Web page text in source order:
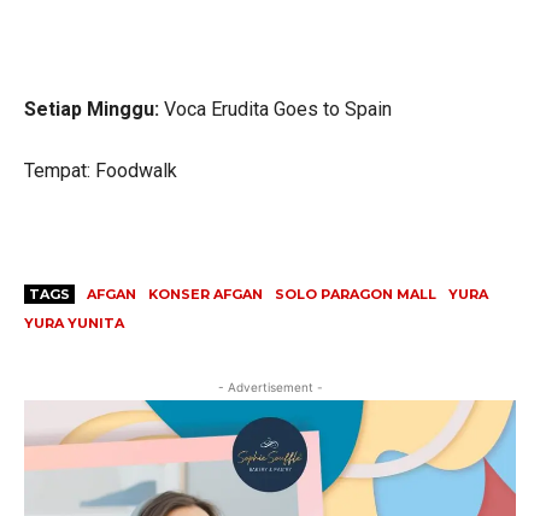
Setiap Minggu: Voca Erudita Goes to Spain
Tempat: Foodwalk
TAGS AFGAN KONSER AFGAN SOLO PARAGON MALL
YURA
YURA YUNITA
- Advertisement -